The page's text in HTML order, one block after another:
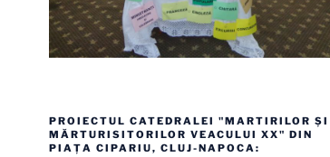
PROIECTUL CATEDRALEI "MARTIRILOR ȘI
MĂRTURISITORILOR VEACULUI XX" DIN
PIAȚA CIPARIU, CLUJ-NAPOCA: